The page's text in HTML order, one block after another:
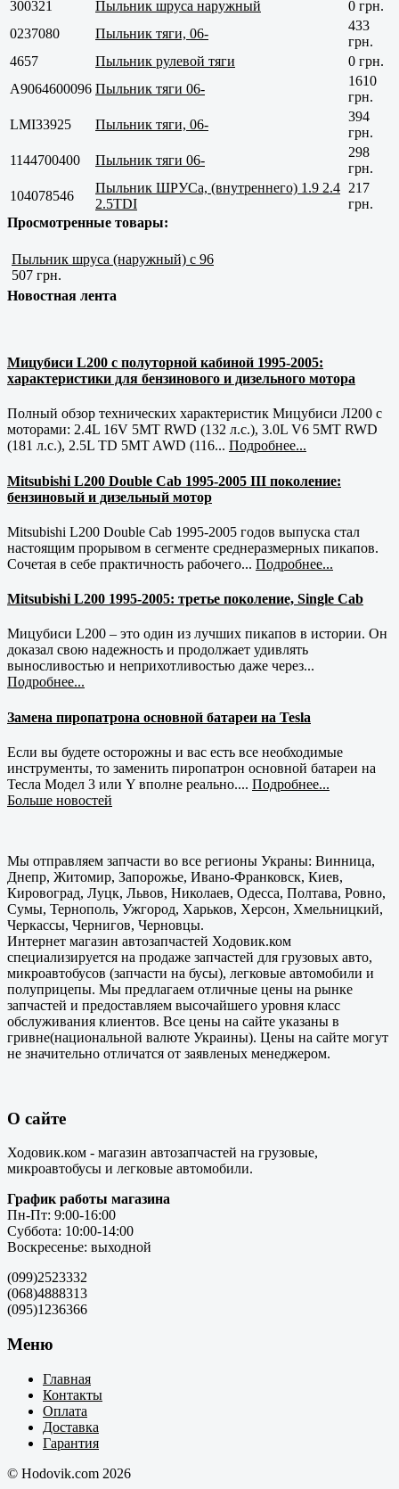
300321 Пыльник шруса наружный
0 грн.
0237080
Пыльник тяги, 06-
433
грн.
4657
Пыльник рулевой тяги
0 грн.
A9064600096 Пыльник тяги 06-
1610
грн.
LMI33925
Пыльник тяги, 06-
394
грн.
1144700400
Пыльник тяги 06-
298
грн.
104078546
Пыльник ШРУСа, (внутреннего) 1.9 2.4
2.5TDI
217
грн.
Просмотренные товары:
Пыльник шруса (наружный) с 96
507 грн.
Новостная лента
Мицубиси L200 с полуторной кабиной 1995-2005:
характеристики для бензинового и дизельного мотора
Полный обзор технических характеристик Мицубиси Л200 с
моторами: 2.4L 16V 5MT RWD (132 л.с.), 3.0L V6 5MT RWD
(181 л.с.), 2.5L TD 5MT AWD (116... Подробнее...
Mitsubishi L200 Double Cab 1995-2005 III поколение:
бензиновый и дизельный мотор
Mitsubishi L200 Double Cab 1995-2005 годов выпуска стал
настоящим прорывом в сегменте среднеразмерных пикапов.
Сочетая в себе практичность рабочего... Подробнее...
Mitsubishi L200 1995-2005: третье поколение, Single Cab
Мицубиси L200 – это один из лучших пикапов в истории. Он
доказал свою надежность и продолжает удивлять
выносливостью и неприхотливостью даже через...
Подробнее...
Замена пиропатрона основной батареи на Tesla
Если вы будете осторожны и вас есть все необходимые
инструменты, то заменить пиропатрон основной батареи на
Тесла Модел 3 или Y вполне реально.... Подробнее...
Больше новостей
Мы отправляем запчасти во все регионы Украны: Винница,
Днепр, Житомир, Запорожье, Ивано-Франковск, Киев,
Кировоград, Луцк, Львов, Николаев, Одесса, Полтава, Ровно,
Сумы, Тернополь, Ужгород, Харьков, Херсон, Хмельницкий,
Черкассы, Чернигов, Черновцы.
Интернет магазин автозапчастей Ходовик.ком
специализируется на продаже запчастей для грузовых авто,
микроавтобусов (запчасти на бусы), легковые автомобили и
полуприцепы. Мы предлагаем отличные цены на рынке
запчастей и предоставляем высочайшего уровня класс
обслуживания клиентов. Все цены на сайте указаны в
гривне(национальной валюте Украины). Цены на сайте могут
не значительно отличатся от заявленых менеджером.
О сайте
Ходовик.ком - магазин автозапчастей на грузовые,
микроавтобусы и легковые автомобили.
График работы магазина
Пн-Пт: 9:00-16:00
Суббота: 10:00-14:00
Воскресенье: выходной
(099)2523332
(068)4888313
(095)1236366
Меню
Главная
Контакты
Оплата
Доставка
Гарантия
© Hodovik.com 2026